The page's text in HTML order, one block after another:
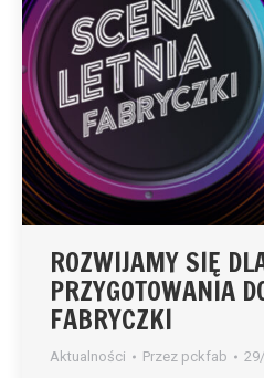
ROZWIJAMY SIĘ
PRZYGOTOWANIA
FABRYCZKI
Aktualności Przez pckfab